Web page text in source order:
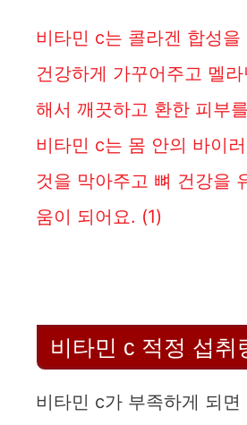
비타민 c는 콜라겐 합성을
건강하게 가꾸어주고 멜
해서 깨끗하고 환한 피부
비타민 c는 몸 안의 바이
것을 막아주고 뼈 건강을
움이 되어요. (1)
비타민 c 적정 섭취
비타민 c가 부족하게 되